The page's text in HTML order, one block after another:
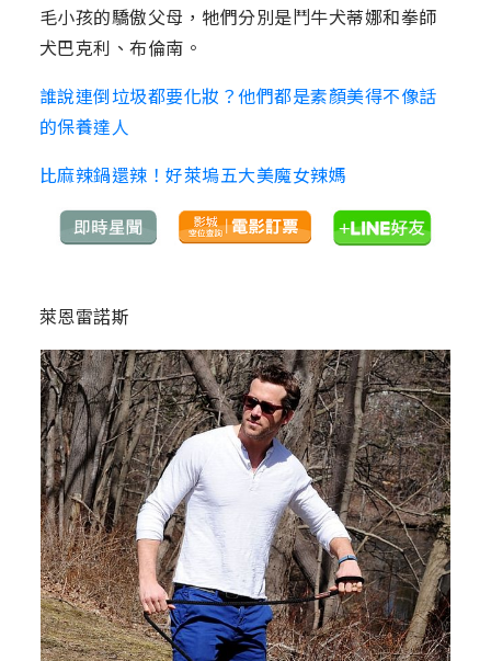
毛小孩的驕傲父母，牠們分別是鬥牛犬蒂娜和拳師
犬巴克利、布倫南。
誰說連倒垃圾都要化妝？他們都是素顏美得不像話
的保養達人
比麻辣鍋還辣！好萊塢五大美魔女辣媽
萊恩雷諾斯